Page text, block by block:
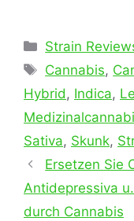
Kategorien
Strain
Schlagwörter
Cannabis,
Hybrid, Indica,
Sativa, Skunk,
Ersetzen Sie
Antidepressiva
durch Cannabis